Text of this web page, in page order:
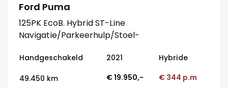
Ford Puma
125PK EcoB. Hybrid ST-Line
Navigatie/Parkeerhulp/Stoel-
Handgeschakeld 2021 Hybride
49.450 km € 19.950,- € 344 p.m